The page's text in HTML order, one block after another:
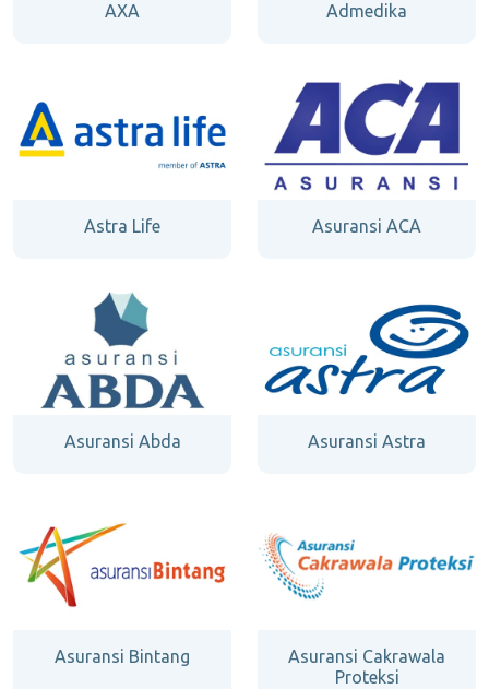
AXA Admedika
Astra Life Asuransi ACA
Asuransi Abda Asuransi Astra
Asuransi Bintang
Asuransi Cakrawala
Proteksi